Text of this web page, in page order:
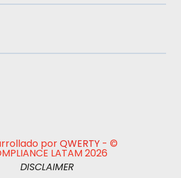
porQWERTY- ©
LATAM 2026
DISCLAIMER